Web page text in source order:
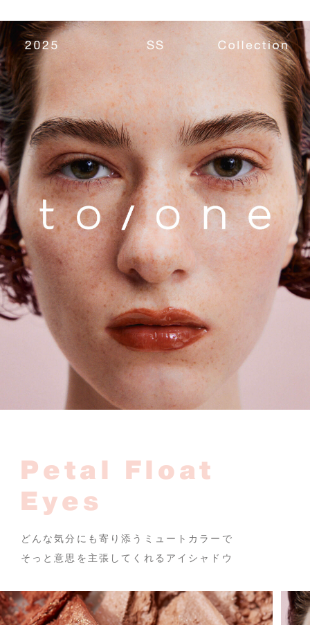
Petal Float
Eyes
どんな気分にも寄り添うミュートカラーで
そっと意思を主張してくれるアイシャドウ